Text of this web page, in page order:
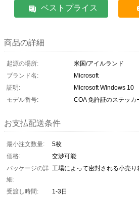
ベストプライス
商品の詳細
起源の場所:
米国/アイルランド
ブランド名:
Microsoft
証明:
Microsoft Windows 10
モデル番号:
COA 免許証のステッカ
お支払配送条件
最小注文数量:
5枚
価格:
交渉可能
パッケージの詳
細:
工場によって密封される小売り
受渡し時間:
1-3日